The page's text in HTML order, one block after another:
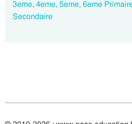
3eme, 4eme, 5eme, 6eme
Secondaire